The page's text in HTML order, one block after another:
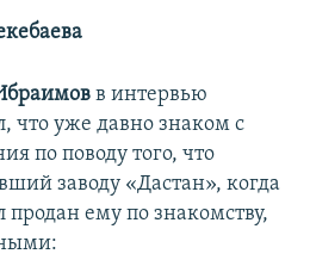
в интервью
что уже давно знаком с
по поводу того, что
заводу «Дастан», когда
продан ему по знакомству,